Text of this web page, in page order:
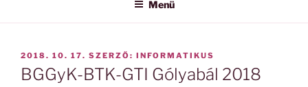
Menü
BEKÜLDVE:
2018. 10. 17. SZERZŐ: INFORMATIKUS
BGGyK-BTK-GTI Gólyabál 2018